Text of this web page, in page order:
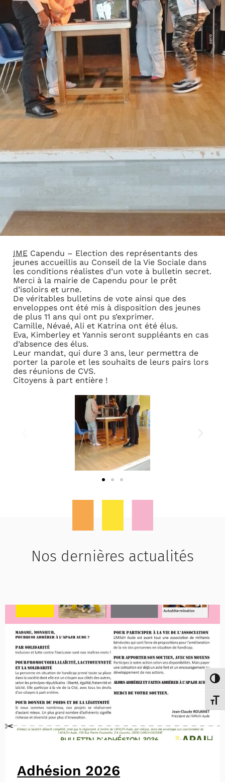
IME Capendu – Election des représentants des
jeunes accueillis au Conseil de la Vie Sociale dans
les conditions réalistes d’un vote à bulletin secret.
Merci à la mairie de Capendu pour le prêt
d’isoloirs et urne.
De véritables bulletins de vote ainsi que des
enveloppes ont été mis à disposition des jeunes
de plus 11 ans qui ont pu s’exprimer.
Camille, Névaé, Ali et Katrina ont été élus.
Eva, Kimberley et Yannis seront suppléants en cas
d’absence des élus.
Leur mandat, qui dure 3 ans, leur permettra de
porter la parole et les souhaits de leurs pairs lors
des réunions de CVS.
Citoyens à part entière !
Nos dernières actualités
Adhésion 2026